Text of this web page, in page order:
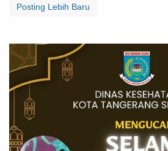
Posting Lebih Baru